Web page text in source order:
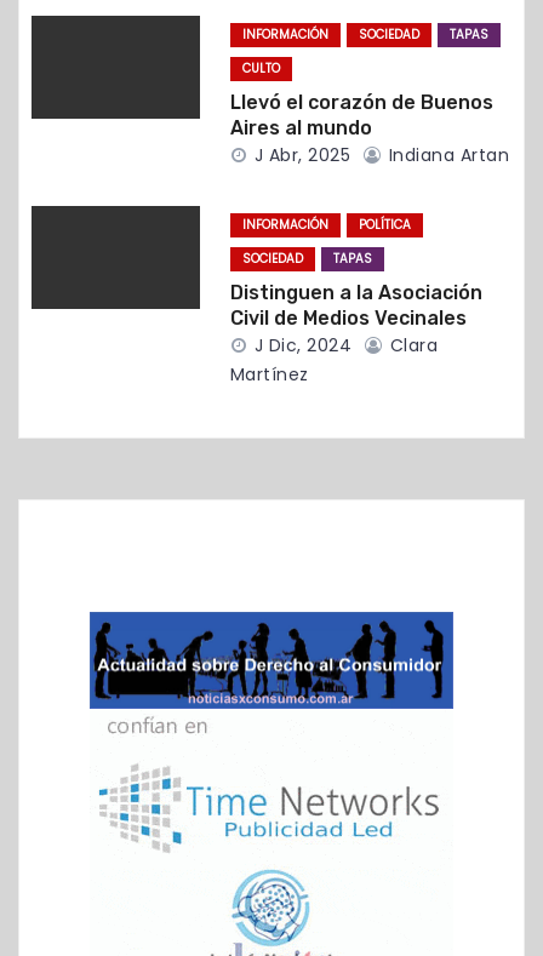
d
s
INFORMACIÓN SOCIEDAD
TAPAS
CULTO
Llevó el corazón de Buenos
Aires al mundo
J Abr, 2025 Indiana Artan
INFORMACIÓN
POLÍTICA
SOCIEDAD
TAPAS
Distinguen a la Asociación
Civil de Medios Vecinales
J Dic, 2024
Clara
Martínez